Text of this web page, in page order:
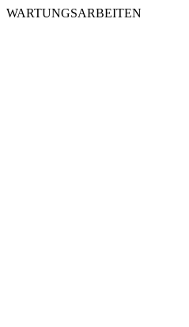
WARTUNGSARBEITEN